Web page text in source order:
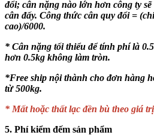
đổi; cân nặng nào lớn hơn công ty
cân đấy. Công thức cân quy đổi =
cao)/6000.
* Cân nặng tối thiểu để tính phí là
hơn 0.5kg không làm tròn.
*Free ship nội thành cho đơn hàng
từ 500kg.
* Mất hoặc thất lạc đền bù theo giá
5. Phí kiểm đếm sản phẩm